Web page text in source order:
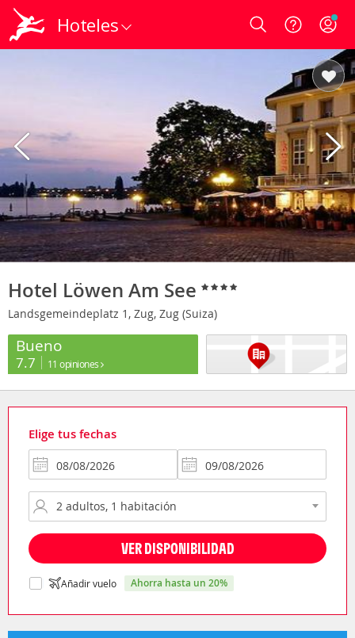
Hoteles Login
Hotel Löwen Am See
Landsgemeindeplatz 1, Zug, Zug (Suiza)
Bueno
7.7 11 opiniones
Elige tus fechas
VER DISPONIBILIDAD
Añadir vuelo ahorra hasta un 20%